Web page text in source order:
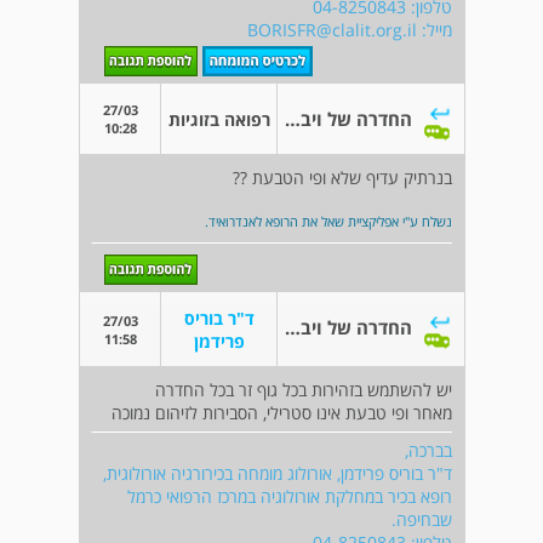
טלפון: 04-8250843
מייל: BORISFR@clalit.org.il
החדרה של ויברטור רפואה בזוגיות
27/03
10:28
בנרתיק עדיף שלא ופי הטבעת ??
נשלח ע"י אפליקציית שאל את הרופא לאנדרואיד.
החדרה של ויברטור
ד"ר בוריס
פרידמן
27/03
11:58
יש להשתמש בזהירות בכל גוף זר בכל החדרה
מאחר ופי טבעת אינו סטרילי, הסבירות לזיהום נמוכה
בברכה,
ד"ר בוריס פרידמן, אורולוג מומחה בכירורגיה אורולוגית,
רופא בכיר במחלקת אורולוגיה במרכז הרפואי כרמל
שבחיפה.